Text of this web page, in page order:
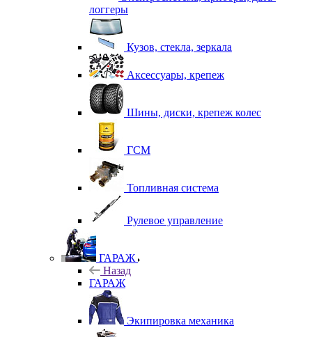
логгеры
Кузов, стекла, зеркала
Аксессуары, крепеж
Шины, диски, крепеж колес
ГСМ
Топливная система
Рулевое управление
ГАРАЖ
Назад
ГАРАЖ
Экипировка механика